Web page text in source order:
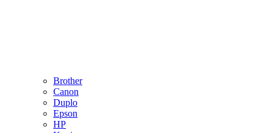
Brother
Canon
Duplo
Epson
HP